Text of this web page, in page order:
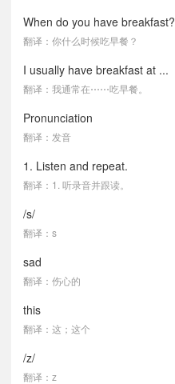
When do you have breakfast?
翻译：你什么时候吃早餐？
I usually have breakfast at ...
翻译：我通常在⋯⋯吃早餐。
Pronunciation
翻译：发音
1. Listen and repeat.
翻译：1. 听录音并跟读。
/s/
翻译：s
sad
翻译：伤心的
this
翻译：这；这个
/z/
翻译：z